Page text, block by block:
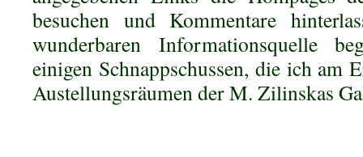
besuchen und Kommentare
wunderbaren Informationsquelle
einigen Schnappschussen, die ich am
Austellungsräumen der M. Zilinskas